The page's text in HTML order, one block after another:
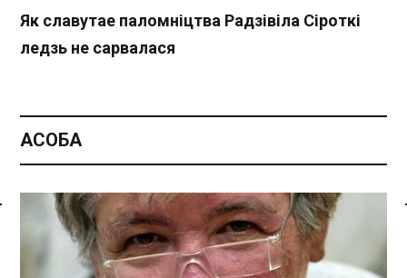
Спасылка без VPN
Як славутае паломніцтва Радзівіла Сіроткі
ледзь не сарвалася
АСОБА